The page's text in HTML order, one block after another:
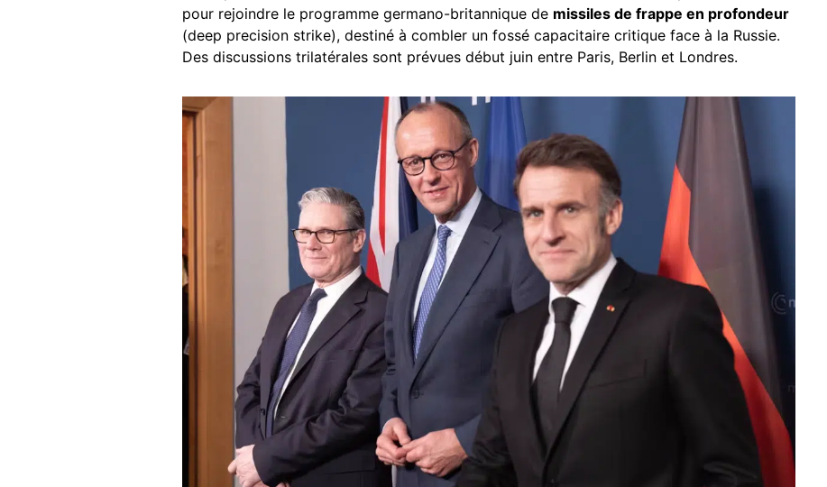
pour rejoindre le programme germano-britannique de missiles de frappe en profondeur
(deep precision strike), destiné à combler un fossé capacitaire critique face à la Russie.
Des discussions trilatérales sont prévues début juin entre Paris, Berlin et Londres.